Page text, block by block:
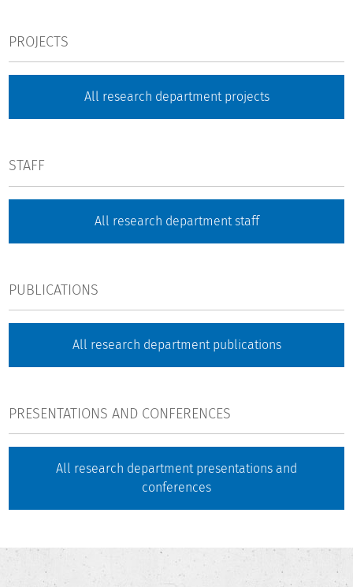
PROJECTS
All research department projects
STAFF
All research department staff
PUBLICATIONS
All research department publications
PRESENTATIONS AND CONFERENCES
All research department presentations and
conferences